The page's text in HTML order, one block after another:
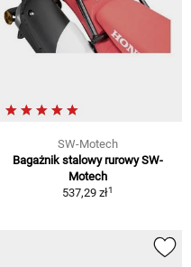
SW-Motech
Bagażnik stalowy rurowy SW-
Motech
537,29 zł1